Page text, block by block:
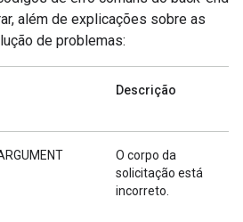
além de explicações sobre as
de problemas:
Descrição
O corpo da
solicitação está
incorreto.